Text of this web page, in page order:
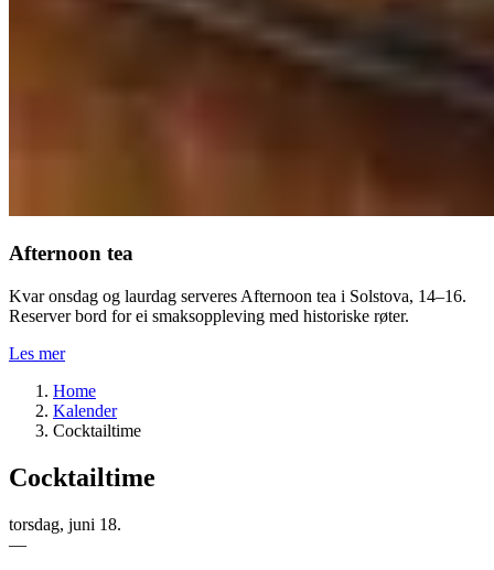
Afternoon tea
Kvar onsdag og laurdag serveres Afternoon tea i Solstova, 14–16.
Reserver bord for ei smaksoppleving med historiske røter.
Les mer
Home
Kalender
Cocktailtime
Cocktailtime
torsdag, juni 18.
—